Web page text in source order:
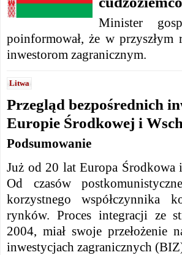
Minister
poinformował, że w przyszłym
inwestorom zagranicznym.
Litwa
Przegląd bezpośrednich
Europie Środkowej i
Podsumowanie
Już od 20 lat Europa Środkowa
Od czasów
korzystnego współczynnika
rynków. Proces integracji ze
2004, miał swoje przełożenie
inwestycjach zagranicznych